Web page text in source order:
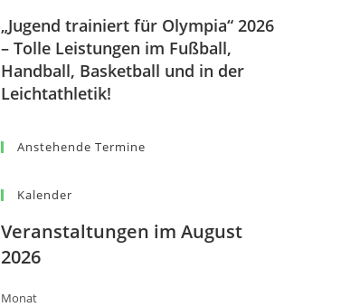
„Jugend trainiert für Olympia“ 2026
– Tolle Leistungen im Fußball,
Handball, Basketball und in der
Leichtathletik!
Anstehende Termine
Kalender
Veranstaltungen im August
2026
Monat